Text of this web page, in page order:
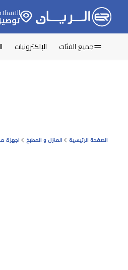
جميع الفئات الإلكترونيات
الصفحة الرئيسية المنزل و المطبخ اجهزة